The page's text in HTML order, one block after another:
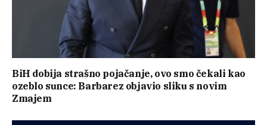
BiH dobija strašno pojačanje, ovo smo čekali kao
ozeblo sunce: Barbarez objavio sliku s novim
Zmajem